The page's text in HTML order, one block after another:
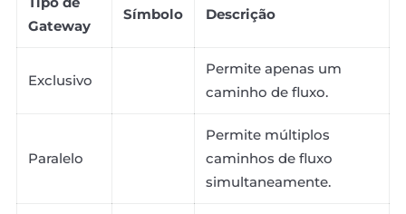
Gateway
Símbolo Descrição
Exclusivo
Permite apenas um
caminho de fluxo.
Paralelo
Permite múltiplos
caminhos de fluxo
simultaneamente.